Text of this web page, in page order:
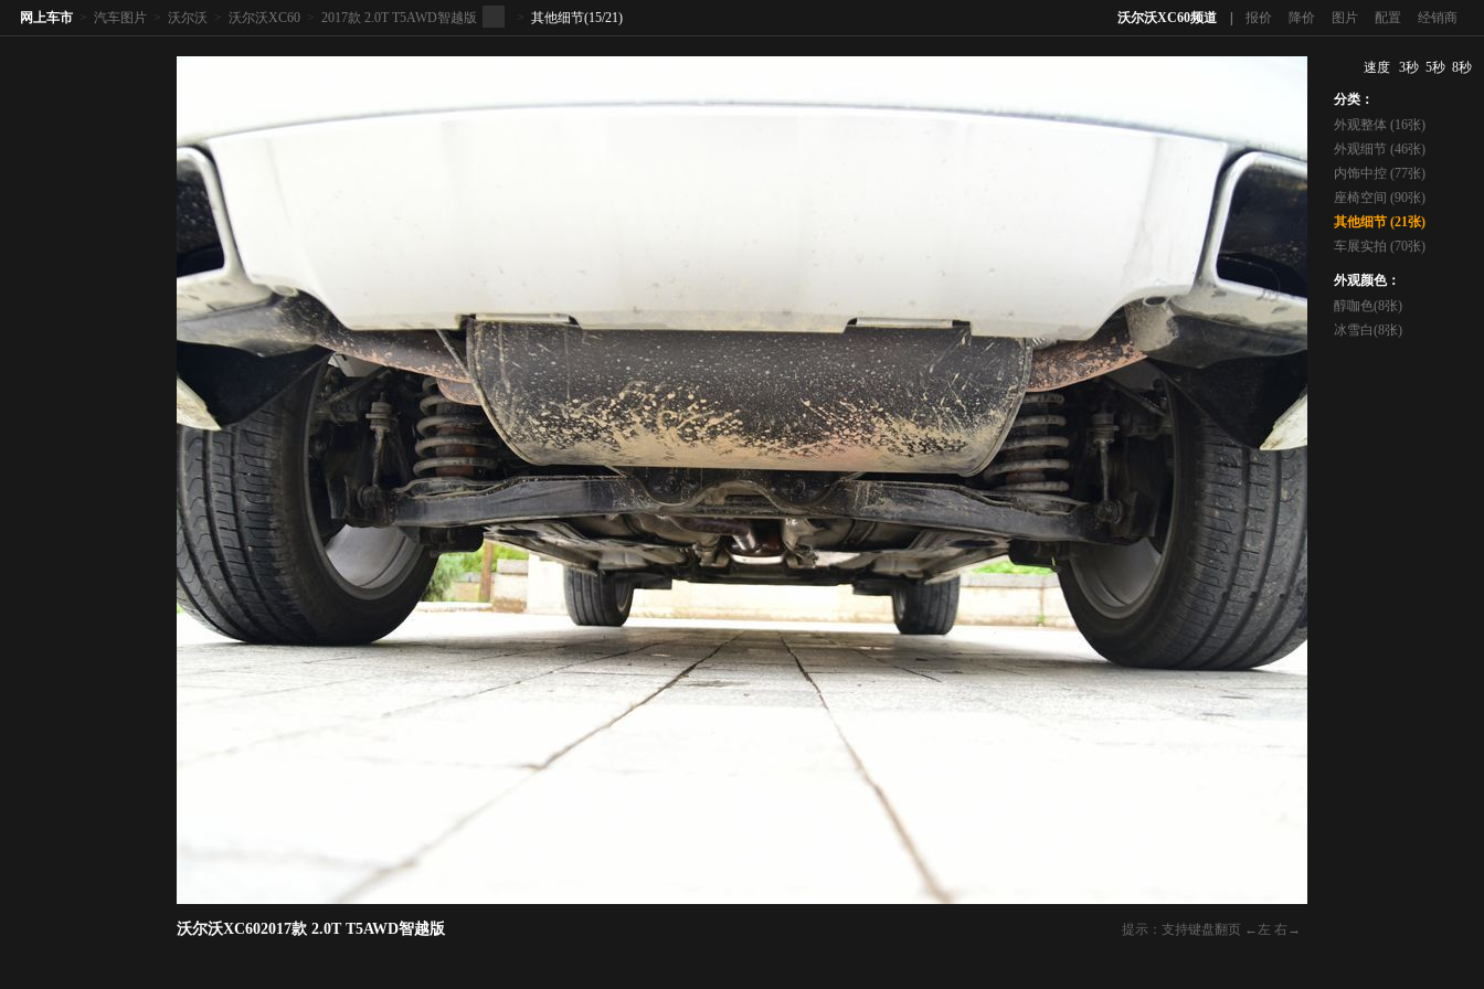
沃尔沃XC60频道 报价 降价 图片 配置 经销商
网上车市 > 汽车图片 > 沃尔沃 > 沃尔沃XC60 > 2017款 2.0T T5AWD智越版 > 其他细节(15/21)
提示：支持键盘翻页 ←左 右→
沃尔沃XC602017款 2.0T T5AWD智越版
速度 3秒 5秒 8秒
分类：
外观整体 (16张)
外观细节 (46张)
内饰中控 (77张)
座椅空间 (90张)
其他细节 (21张)
车展实拍 (70张)
外观颜色：
醇咖色(8张)
冰雪白(8张)